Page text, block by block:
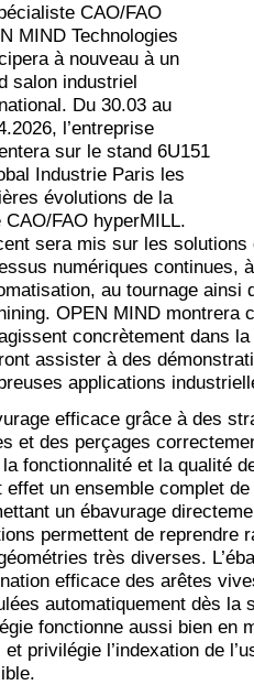
CAO/FAO
MIND Technologies
à nouveau à un
salon industriel
Du 30.03 au
l’entreprise
sur le stand 6U151
Industrie Paris les
évolutions de la
CAO/FAO hyperMILL.
sera mis sur les
numériques continues,
au tournage ainsi
OPEN MIND montrera
concrètement dans
assister à des
applications
efficace grâce à des
et des perçages
la fonctionnalité et la qualité
effet un ensemble complet
un ébavurage
permettent de reprendre
très diverses.
efficace des arêtes
automatiquement dès la
fonctionne aussi bien en
et privilégie l’indexation de